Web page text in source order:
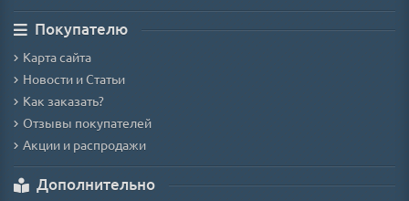
Покупателю
Карта сайта
Новости и Статьи
Как заказать?
Отзывы покупателей
Акции и распродажи
Дополнительно